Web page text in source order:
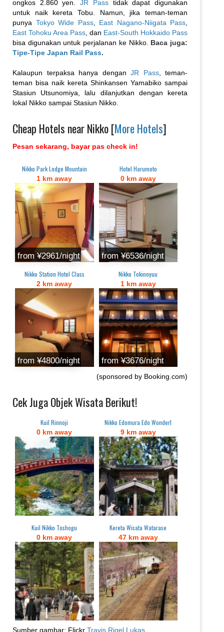
ongkos 2.860 yen.JR Passtidak dapat digunakan
untuk naik kereta Tobu. Namun, jika teman-teman
punya Tokyo Wide Pass, East Nagano-Niigata Pass,
East Tohoku Area Pass, dan East-South Hokkaido Pass
bisa digunakan untuk perjalanan ke Nikko. Baca juga:
Tipe-Tipe Japan Rail Pass.
Kalaupun terpaksa hanya dengan JR Pass, teman-
teman bisa naik kereta Shinkansen Yamabiko sampai
Stasiun Utsunomiya, lalu dilanjutkan dengan kereta
lokal Nikko sampai Stasiun Nikko.
Cheap Hotels near Nikko [More Hotels]
Pesan sekarang, bayar pas check in!
Nikko Park Lodge Mountain
1 km away
from ¥2961/night
Hotel Harumoto
0 km away
from ¥6536/night
Nikko Station Hotel Class
2 km away
from ¥4800/night
Nikko Tokinoyuu
1 km away
from ¥3676/night
(sponsored by Booking.com)
Cek Juga Objek Wisata Berikut!
Kuil Rinnoji
0 km away
Nikko Edomura Edo Wonderl
9 km away
Kuil Nikko Toshogu
0 km away
Kereta Wisata Watarase
47 km away
Sumber gambar: Flickr Travis Rigel Lukas